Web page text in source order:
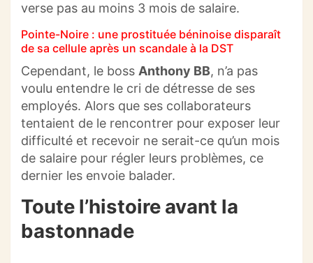
verse pas au moins 3 mois de salaire.
Pointe-Noire : une prostituée béninoise disparaît
de sa cellule après un scandale à la DST
Cependant, le boss Anthony BB, n’a pas
voulu entendre le cri de détresse de ses
employés. Alors que ses collaborateurs
tentaient de le rencontrer pour exposer leur
difficulté et recevoir ne serait-ce qu’un mois
de salaire pour régler leurs problèmes, ce
dernier les envoie balader.
Toute l’histoire avant la
bastonnade